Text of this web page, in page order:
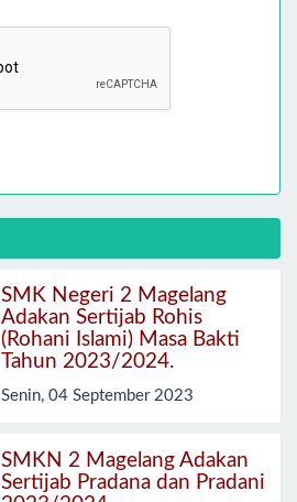
SMK Negeri 2 Magelang
Adakan Sertijab Rohis
(Rohani Islami) Masa Bakti
Tahun 2023/2024.
Senin, 04 September 2023
SMKN 2 Magelang Adakan
Sertijab Pradana dan Pradani